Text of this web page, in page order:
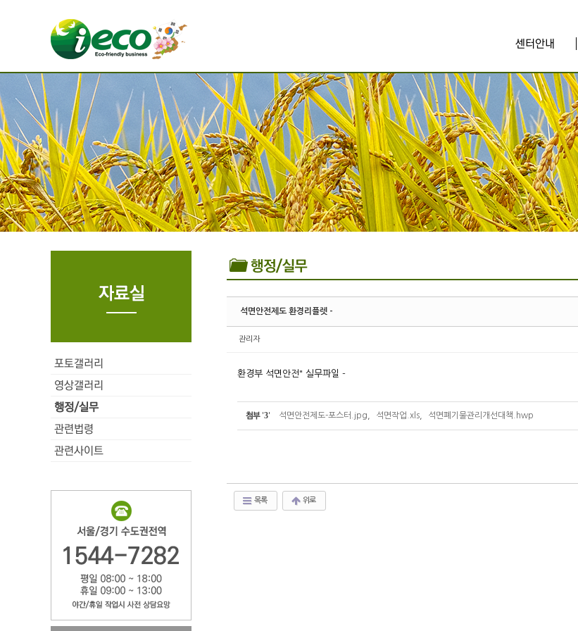
센터안내
포토갤러리
영상갤러리
행정/실무
관련법령
관련사이트
석면안전제도 환경리플렛 -
관리자
환경부 석면안전" 실무파일 -
첨부 '3' 석면안전제도-포스터.jpg 석면작업.xls 석면폐기물관리개선대책.hwp
목록 위로